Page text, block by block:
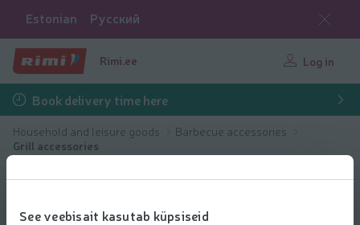
See veebisait kasutab küpsiseid
Estonian Русский
Rimi.ee Log in
Book delivery time here
Household and leisure goods
Barbecue accessories
Grill accessories